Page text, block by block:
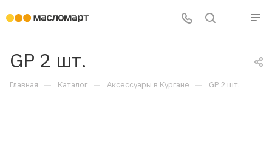
GP 2 шт.
Главная — Каталог — Аксессуары в Кургане — GP 2 шт.